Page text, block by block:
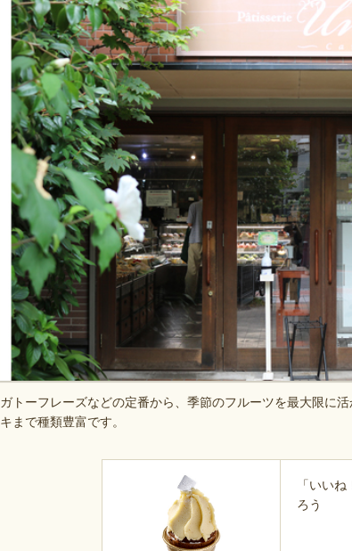
ガトーフレーズなどの定番から、季節のフルーツを最大限に
キまで種類豊富です。
「いい
ろう